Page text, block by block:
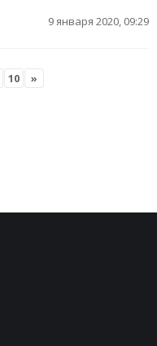
9 января 2020, 09:29
10 »